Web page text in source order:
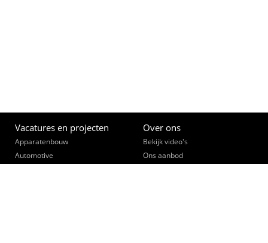
Vacatures en projecten
Apparatenbouw
Automotive
Over ons
Bekijk video's
Ons aanbod